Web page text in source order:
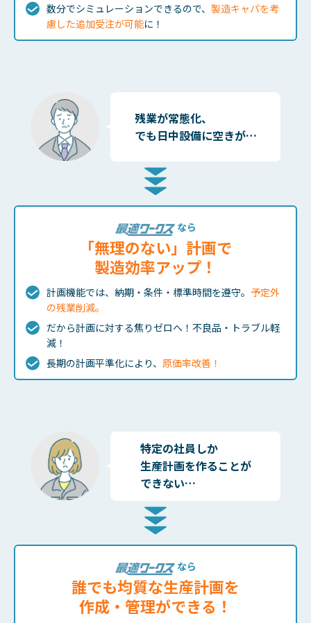
数分でシミュレーションできるので、 製造キャパを考
慮した追加受注が可能に！
残業が常態化、
でも日中設備に空きが…
なら
「無理のない」計画で
製造効率アップ！
計画機能では、納期・条件・標準時間を遵守。 予定外
の残業削減。
だから計画に対する焦りゼロへ！不良品・トラブル軽
減！
長期の計画平準化により、 原価率改善！
特定の社員しか
生産計画を作ることが
できない…
なら
誰でも均質な生産計画を
作成・管理ができる！